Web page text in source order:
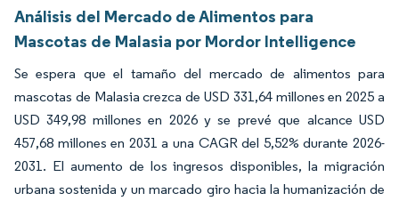
Análisis del Mercado de Alimentos para
Mascotas de Malasia por Mordor Intelligence
Se espera que el tamaño del mercado de alimentos para
mascotas de Malasia crezca de USD 331,64 millones en 2025 a
USD 349,98 millones en 2026 y se prevé que alcance USD
457,68 millones en 2031 a una CAGR del 5,52% durante 2026-
2031. El aumento de los ingresos disponibles, la migración
urbana sostenida y un marcado giro hacia la humanización de